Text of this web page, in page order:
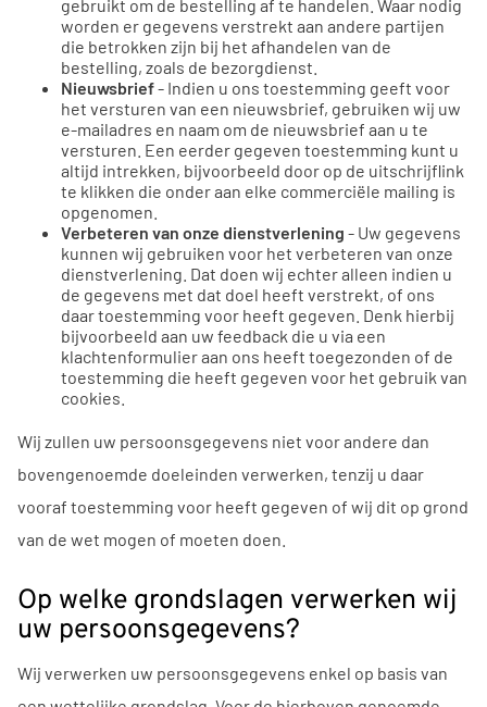
gebruikt om de bestelling af te handelen. Waar nodig
worden er gegevens verstrekt aan andere partijen
die betrokken zijn bij het afhandelen van de
bestelling, zoals de bezorgdienst.
Nieuwsbrief- Indien u ons toestemming geeft voor
het versturen van een nieuwsbrief, gebruiken wij uw
e-mailadres en naam om de nieuwsbrief aan u te
versturen. Een eerder gegeven toestemming kunt u
altijd intrekken, bijvoorbeeld door op de uitschrijflink
te klikken die onder aan elke commerciële mailing is
opgenomen.
Verbeteren van onze dienstverlening - Uw gegevens
kunnen wij gebruiken voor het verbeteren van onze
dienstverlening. Dat doen wij echter alleen indien u
de gegevens met dat doel heeft verstrekt, of ons
daar toestemming voor heeft gegeven. Denk hierbij
bijvoorbeeld aan uw feedback die u via een
klachtenformulier aan ons heeft toegezonden of de
toestemming die heeft gegeven voor het gebruik van
cookies.
Wij zullen uw persoonsgegevens niet voor andere dan
bovengenoemde doeleinden verwerken, tenzij u daar
vooraf toestemming voor heeft gegeven of wij dit op grond
van de wet mogen of moeten doen.
Op welke grondslagen verwerken wij
uw persoonsgegevens?
Wij verwerken uw persoonsgegevens enkel op basis van